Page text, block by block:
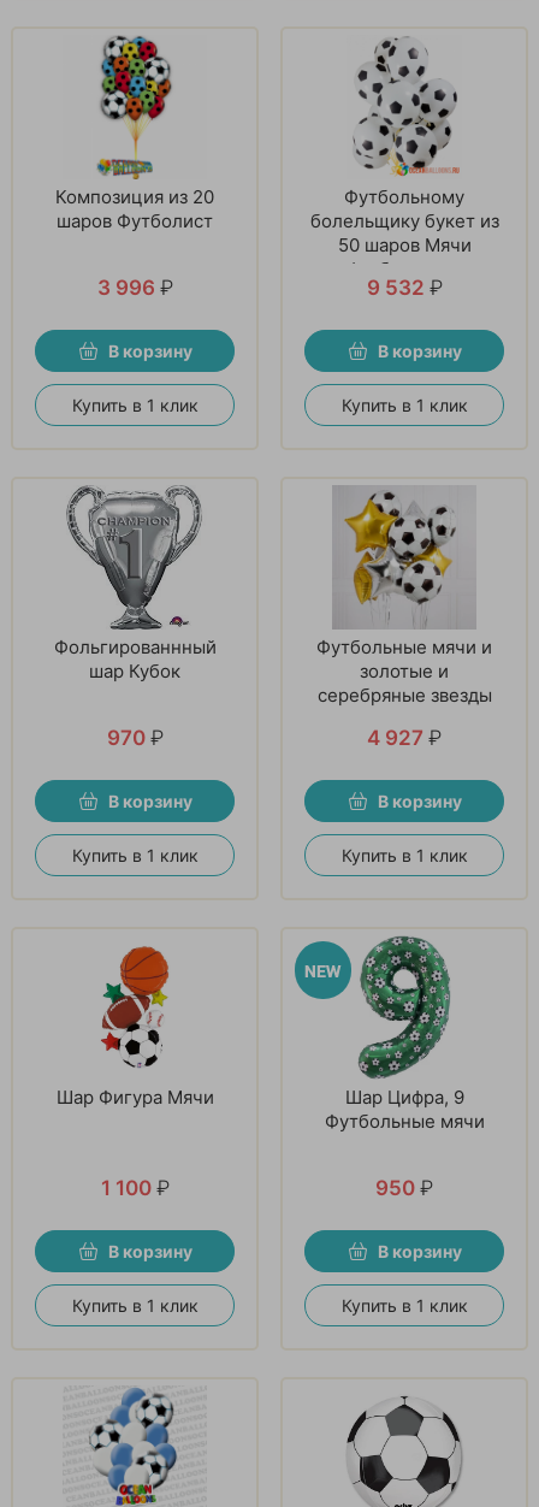
Композиция из 20
шаров Футболист
3 996 ₽
В корзину
Купить в 1 клик
Футбольному
болельщику букет из
50 шаров Мячи
футбольные.
9 532 ₽
В корзину
Купить в 1 клик
Фольгированнный
шар Кубок
970 ₽
В корзину
Купить в 1 клик
Футбольные мячи и
золотые и
серебряные звезды
4 927 ₽
В корзину
Купить в 1 клик
Шар Фигура Мячи
1 100 ₽
В корзину
Купить в 1 клик
Шар Цифра, 9
Футбольные мячи
950 ₽
В корзину
Купить в 1 клик